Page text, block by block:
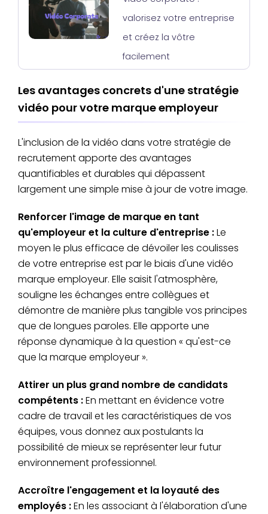
valorisez votre entreprise
et créez la vôtre
facilement
Les avantages concrets d'une stratégie
vidéo pour votre marque employeur
L'inclusion de la vidéo dans votre stratégie de
recrutement apporte des avantages
quantifiables et durables qui dépassent
largement une simple mise à jour de votre image.
Renforcer l'image de marque en tant
qu'employeur et la culture d'entreprise :Le
moyen le plus efficace de dévoiler les coulisses
de votre entreprise est par le biais d'une vidéo
marque employeur. Elle saisit l'atmosphère,
souligne les échanges entre collègues et
démontre de manière plus tangible vos principes
que de longues paroles. Elle apporte une
réponse dynamique à la question « qu'est-ce
que la marque employeur ».
Attirer un plus grand nombre de candidats
compétents :En mettant en évidence votre
cadre de travail et les caractéristiques de vos
équipes, vous donnez aux postulants la
possibilité de mieux se représenter leur futur
environnement professionnel.
Accroître l'engagement et la loyauté des
employés :En les associant à l'élaboration d'une